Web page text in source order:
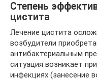
Степень
цистита
Лечение цистита
возбудители
антибактериальным
ситуация возникает
инфекциях (занесение